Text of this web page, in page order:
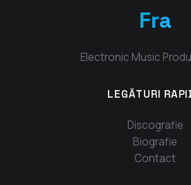
Fra
Electronic Music
LEGĂTURI
Discografie
Biografie
Contact